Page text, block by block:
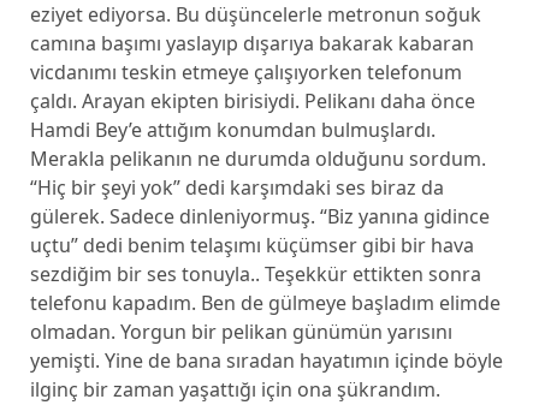
eziyet ediyorsa. Bu düşüncelerle metronun soğuk
camına başımı yaslayıp dışarıya bakarak kabaran
vicdanımı teskin etmeye çalışıyorken telefonum
çaldı. Arayan ekipten birisiydi. Pelikanı daha önce
Hamdi Bey’e attığım konumdan bulmuşlardı.
Merakla pelikanın ne durumda olduğunu sordum.
“Hiç bir şeyi yok” dedi karşımdaki ses biraz da
gülerek. Sadece dinleniyormuş. “Biz yanına gidince
uçtu” dedi benim telaşımı küçümser gibi bir hava
sezdiğim bir ses tonuyla.. Teşekkür ettikten sonra
telefonu kapadım. Ben de gülmeye başladım elimde
olmadan. Yorgun bir pelikan günümün yarısını
yemişti. Yine de bana sıradan hayatımın içinde böyle
ilginç bir zaman yaşattığı için ona şükrandım.